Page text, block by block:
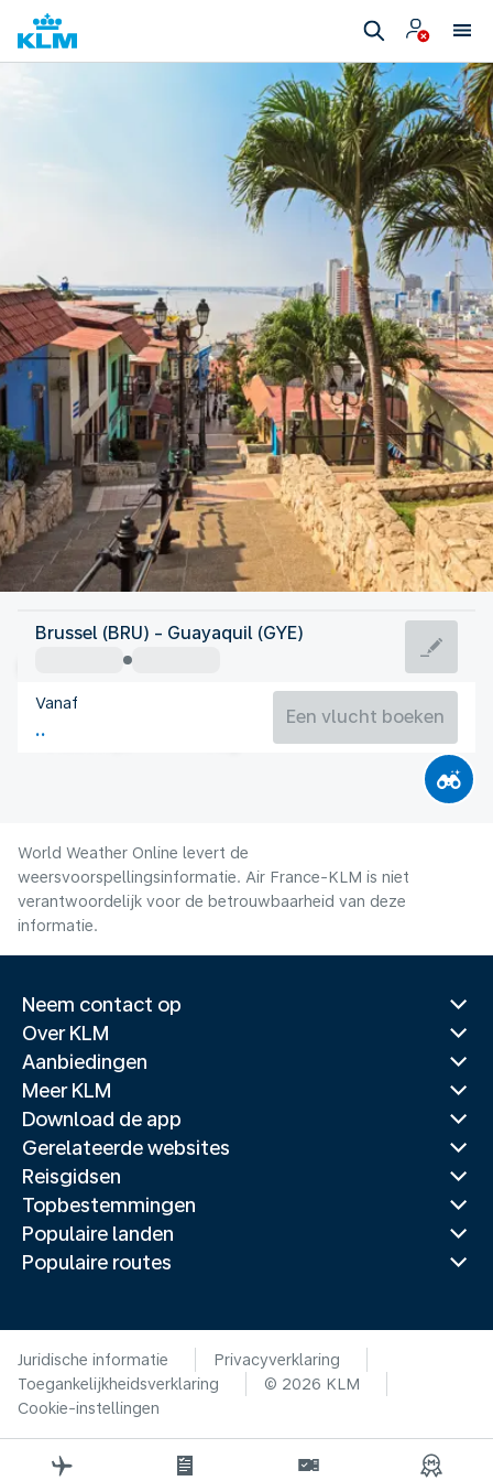
Ecuador
Guayaquil
Ecuador
Vluchttijd
Brussel (BRU) - Guayaquil (GYE)
Vanaf
Een vlucht boeken
World Weather Online levert de
weersvoorspellingsinformatie. Air France-KLM is niet
verantwoordelijk voor de betrouwbaarheid van deze
informatie.
Neem contact op
Over KLM
Aanbiedingen
Meer KLM
Download de app
Gerelateerde websites
Reisgidsen
Topbestemmingen
Populaire landen
Populaire routes
Juridische informatie
Privacyverklaring
Toegankelijkheidsverklaring
© 2026 KLM
Cookie-instellingen